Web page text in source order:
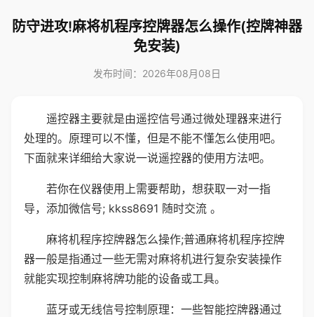
防守进攻!麻将机程序控牌器怎么操作(控牌神器
免安装)
发布时间：2026年08月08日
遥控器主要就是由遥控信号通过微处理器来进行
处理的。原理可以不懂，但是不能不懂怎么使用吧。
下面就来详细给大家说一说遥控器的使用方法吧。
若你在仪器使用上需要帮助，想获取一对一指
导，添加微信号; kkss8691 随时交流 。
麻将机程序控牌器怎么操作;普通麻将机程序控牌
器一般是指通过一些无需对麻将机进行复杂安装操作
就能实现控制麻将牌功能的设备或工具。
蓝牙或无线信号控制原理：一些智能控牌器通过